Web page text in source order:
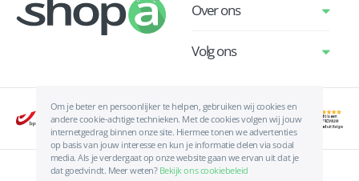
Om je beter en persoonlijker te helpen, gebruiken wij cookies en
andere cookie-achtige technieken. Met de cookies volgen wij jouw
internetgedrag binnen onze site. Hiermee tonen we advertenties
op basis van jouw interesse en kun je informatie delen via social
media. Als je verdergaat op onze website gaan we ervan uit dat je
dat goedvindt. Meer weten? Bekijk ons cookiebeleid
Over ons
Volg ons
Algemene voorwaarden | Privacyverklaring